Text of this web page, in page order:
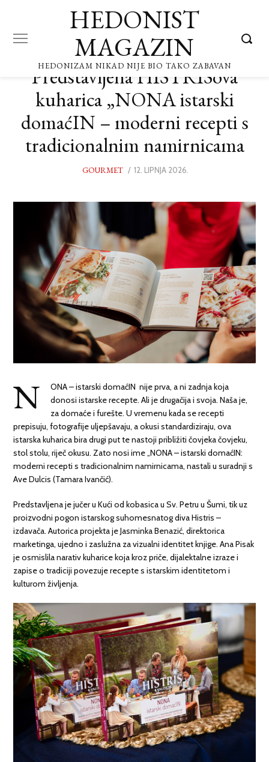
HEDONIST
MAGAZIN
HEDONIZAM NIKAD NIJE BIO TAKO ZABAVAN
Predstavljena HISTRISova
kuharica „NONA istarski
domaćIN – moderni recepti s
tradicionalnim namirnicama
GOURMET
POSTED
12. LIPNJA 2026.
N
ONA – istarski domaćIN nije prva, a ni zadnja koja
donosi istarske recepte. Ali je drugačija i svoja. Naša je,
za domaće i furešte. U vremenu kada se recepti
prepisuju, fotografije uljepšavaju, a okusi standardiziraju, ova
istarska kuharica bira drugi put te nastoji približiti čovjeka čovjeku,
stol stolu, riječ okusu. Zato nosi ime „NONA – istarski domaćIN:
moderni recepti s tradicionalnim namirnicama, nastali u suradnji s
Ave Dulcis (Tamara Ivančić).
Predstavljena je jučer u Kući od kobasica u Sv. Petru u Šumi, tik uz
proizvodni pogon istarskog suhomesnatog diva Histris –
izdavača. Autorica projekta je Jasminka Benazić, direktorica
marketinga, ujedno i zaslužna za vizualni identitet knjige. Ana Pisak
je osmislila narativ kuharice koja kroz priče, dijalektalne izraze i
zapise o tradiciji povezuje recepte s istarskim identitetom i
kulturom življenja.